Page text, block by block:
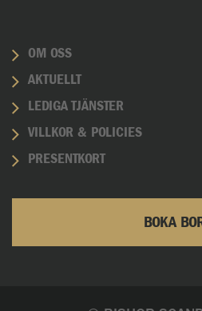
OM OSS
AKTUELLT
LEDIGA TJÄNSTER
VILLKOR & POLICIES
PRESENTKORT
BOKA